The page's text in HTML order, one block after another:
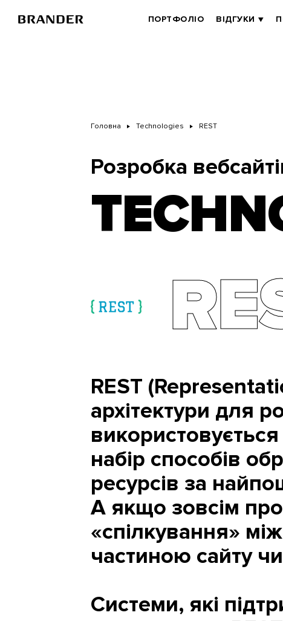
BRANDER
ПОРТФОЛІО ВІДГУКИ
Головна Technologies REST
Розробка
REST
архітектури для
набір способів
ресурсів за
А якщо зовсім
«спілкування»
частиною сайту
Системи, які